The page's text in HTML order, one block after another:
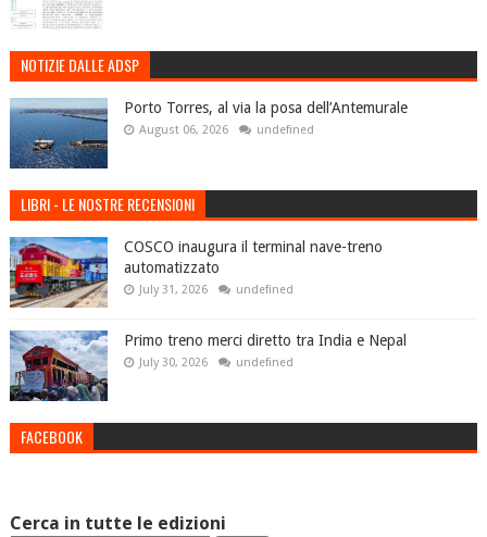
NOTIZIE DALLE ADSP
Porto Torres, al via la posa dell’Antemurale
August 06, 2026 undefined
LIBRI - LE NOSTRE RECENSIONI
COSCO inaugura il terminal nave-treno
automatizzato
July 31, 2026 undefined
Primo treno merci diretto tra India e Nepal
July 30, 2026 undefined
FACEBOOK
Cerca in tutte le edizioni